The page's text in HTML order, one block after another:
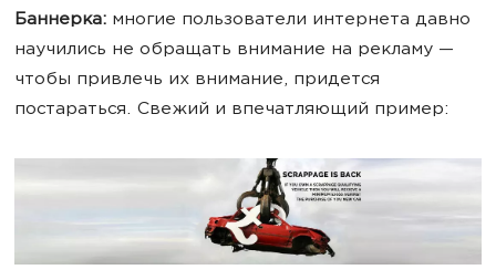
Баннерка: многие пользователи интернета давно
научились не обращать внимание на рекламу —
чтобы привлечь их внимание, придется
постараться. Cвежий и впечатляющий пример: